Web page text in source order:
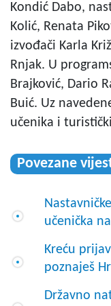
Kondić Dabo,
Kolić, Renata
izvođači Karla
Rnjak. U
Brajković, Dario
Buić. Uz
učenika i
Povezane
učenička
Kreću
poznaješ
Državno